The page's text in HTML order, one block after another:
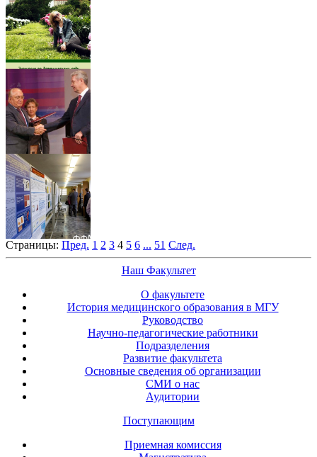
Страницы: Пред. 1 2 3 4 5 6 ... 51 След.
Наш Факультет
О факультете
История медицинского образования в МГУ
Руководство
Научно-педагогические работники
Подразделения
Развитие факультета
Основные сведения об организации
СМИ о нас
Аудитории
Поступающим
Приемная комиссия